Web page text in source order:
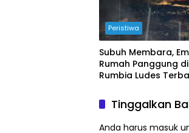
Peristiwa
Subuh Membara,
Rumah Panggung
Rumbia Ludes
Tinggalkan
Anda harus masuk